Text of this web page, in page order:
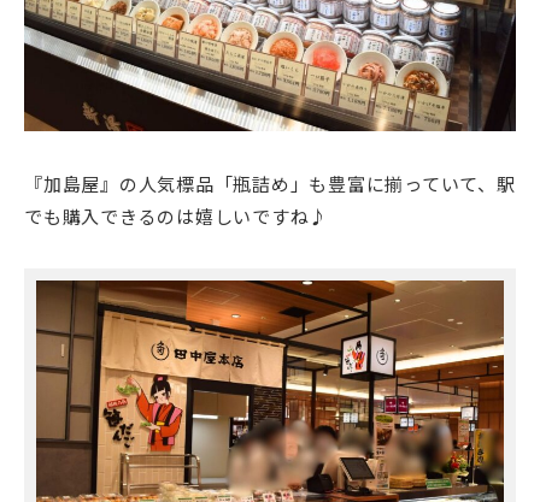
『加島屋』の人気標品「瓶詰め」も豊富に揃っていて、駅
でも購入できるのは嬉しいですね♪